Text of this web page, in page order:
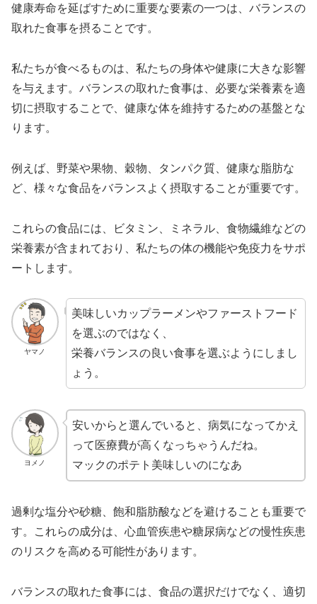
健康寿命を延ばすために重要な要素の一つは、バランスの
取れた食事を摂ることです。
私たちが食べるものは、私たちの身体や健康に大きな影響
を与えます。バランスの取れた食事は、必要な栄養素を適
切に摂取することで、健康な体を維持するための基盤とな
ります。
例えば、野菜や果物、穀物、タンパク質、健康な脂肪な
ど、様々な食品をバランスよく摂取することが重要です。
これらの食品には、ビタミン、ミネラル、食物繊維などの
栄養素が含まれており、私たちの体の機能や免疫力をサポ
ートします。
ヤマノ
美味しいカップラーメンやファーストフード
を選ぶのではなく、
栄養バランスの良い食事を選ぶようにしまし
ょう。
ヨメノ
安いからと選んでいると、病気になってかえ
って医療費が高くなっちゃうんだね。
マックのポテト美味しいのになあ
過剰な塩分や砂糖、飽和脂肪酸などを避けることも重要で
す。これらの成分は、心血管疾患や糖尿病などの慢性疾患
のリスクを高める可能性があります。
バランスの取れた食事には、食品の選択だけでなく、適切